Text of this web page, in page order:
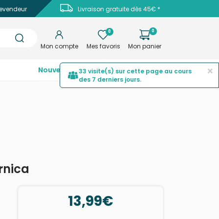
Livraison gratuite dès 45€ *
Mon compte
0
Mes favoris
0
Mon panier
NouveautésTop ventesPromotions
13,99€
×
33 visite(s) sur cette page au cours
des 7 derniers jours.